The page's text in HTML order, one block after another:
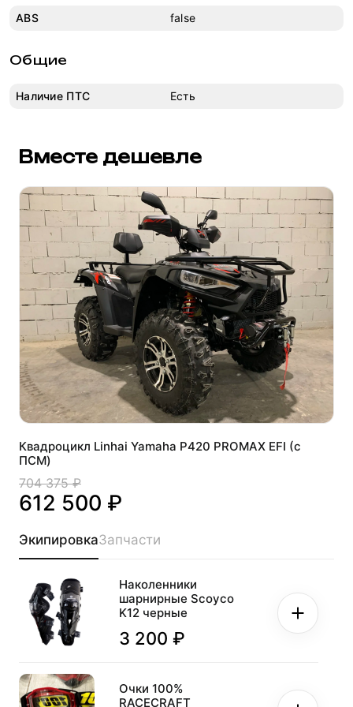
ABS false
Общие
Наличие ПТС Есть
Вместе дешевле
Квадроцикл Linhai Yamaha P420 PROMAX EFI (с
ПСМ)
704 375 ₽
612 500 ₽
ЭкипировкаЗапчасти
Наколенники
шарнирные Scoyco
K12 черные
3 200 ₽
Очки 100%
RACECRAFT